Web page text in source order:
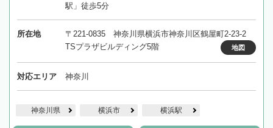
駅」徒歩5分
所在地
〒221-0835 神奈川県横浜市神奈川区鶴屋町2-23-2
TSプラザビルディング5階
地図
対応エリア 神奈川
神奈川県 横浜市 横浜駅